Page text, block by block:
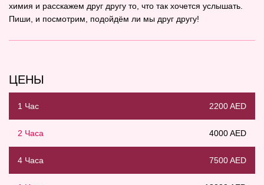
химия и расскажем друг другу то, что так хочется услышать.
Пиши, и посмотрим, подойдём ли мы друг другу!
ЦЕНЫ
1 Час 2200 AED
2 Часа 4000 AED
4 Часа 7500 AED